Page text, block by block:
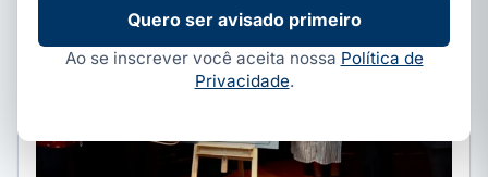
Quero ser avisado primeiro
Ao se inscrever você aceita nossa Política de
Privacidade.